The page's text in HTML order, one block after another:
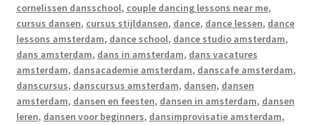
cornelissen dansschool, couple dancing lessons near me,
cursus dansen, cursus stijldansen, dance, dance lessen, dance
lessons amsterdam, dance school, dance studio amsterdam,
dans amsterdam, dans in amsterdam, dans vacatures
amsterdam, dansacademie amsterdam, danscafe amsterdam,
danscursus, danscursus amsterdam, dansen, dansen
amsterdam, dansen en feesten, dansen in amsterdam, dansen
leren, dansen voor beginners, dansimprovisatie amsterdam,